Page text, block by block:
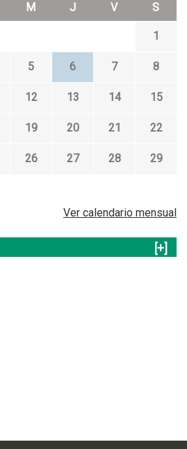
M J V S
1
5 6 7 8
12 13 14 15
19 20 21 22
26 27 28 29
Ver calendario mensual
[+]